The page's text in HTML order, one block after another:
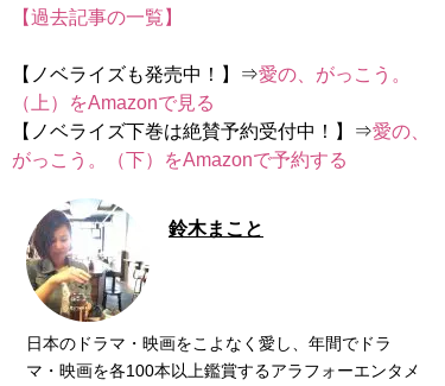
【過去記事の一覧】
【ノベライズも発売中！】⇒愛の、がっこう。
（上）をAmazonで見る
【ノベライズ下巻は絶賛予約受付中！】⇒愛の、
がっこう。（下）をAmazonで予約する
鈴木まこと
日本のドラマ・映画をこよなく愛し、年間でドラ
マ・映画を各100本以上鑑賞するアラフォーエンタメ